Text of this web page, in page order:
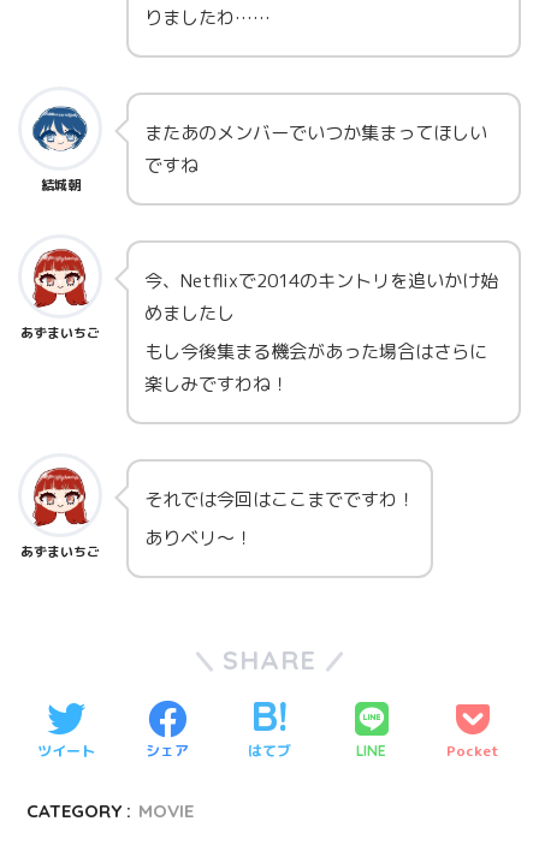
りましたわ……
結城朝
またあのメンバーでいつか集まってほしい
ですね
あずまいちご
今、Netflixで2014のキントリを追いかけ始
めましたし
もし今後集まる機会があった場合はさらに
楽しみですわね！
あずまいちご
それでは今回はここまでですわ！
ありベリ～！
SHARE
ツイート シェア はてブ LINE Pocket
CATEGORY : MOVIE